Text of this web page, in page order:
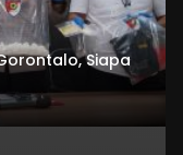
Siapa